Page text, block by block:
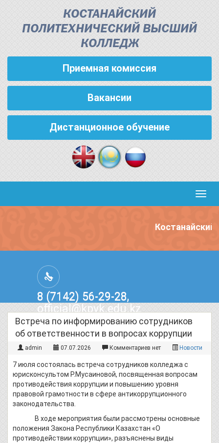
КОСТАНАЙСКИЙ
ПОЛИТЕХНИЧЕСКИЙ ВЫСШИЙ
КОЛЛЕДЖ
Приемная комиссия
Вакансии
Дистанционное обучение
8 (7142) 56-29-28,
official@kpvk.edu.kz
г.Костанай, Проспект Кобыланды
Батыра, 3
Встреча по информированию сотрудников
об ответственности в вопросах коррупции
admin 07.07.2026 Комментариев нет Новости
7 июля состоялась встреча сотрудников колледжа с
юрисконсультом Р.Мусаиновой, посвященная вопросам
противодействия коррупции и повышению уровня
правовой грамотности в сфере антикоррупционного
законодательства.
В ходе мероприятия были рассмотрены основные
положения Закона Республики Казахстан «О
противодействии коррупции», разъяснены виды